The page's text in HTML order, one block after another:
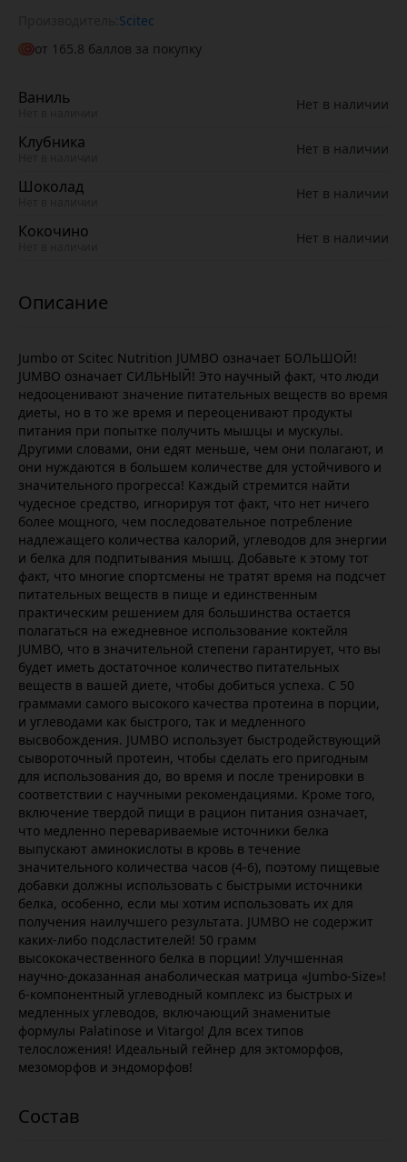
Scitec
от 165.8 баллов за покупку
Ваниль Нет в наличии
Клубника Нет в наличии
Шоколад Нет в наличии
Кокочино Нет в наличии
Jumbo от Scitec Nutrition JUMBO означает БОЛЬШОЙ!
JUMBO означает СИЛЬНЫЙ! Это научный факт, что люди
недооценивают значение питательных веществ во время
диеты, но в то же время и переоценивают продукты
питания при попытке получить мышцы и мускулы.
Другими словами, они едят меньше, чем они полагают, и
они нуждаются в большем количестве для устойчивого и
значительного прогресса! Каждый стремится найти
чудесное средство, игнорируя тот факт, что нет ничего
более мощного, чем последовательное потребление
надлежащего количества калорий, углеводов для энергии
и белка для подпитывания мышц. Добавьте к этому тот
факт, что многие спортсмены не тратят время на подсчет
питательных веществ в пище и единственным
практическим решением для большинства остается
полагаться на ежедневное использование коктейля
JUMBO, что в значительной степени гарантирует, что вы
будет иметь достаточное количество питательных
веществ в вашей диете, чтобы добиться успеха. С 50
граммами самого высокого качества протеина в порции,
и углеводами как быстрого, так и медленного
высвобождения. JUMBO использует быстродействующий
сывороточный протеин, чтобы сделать его пригодным
для использования до, во время и после тренировки в
соответствии с научными рекомендациями. Кроме того,
включение твердой пищи в рацион питания означает,
что медленно перевариваемые источники белка
выпускают аминокислоты в кровь в течение
значительного количества часов (4-6), поэтому пищевые
добавки должны использовать с быстрыми источники
белка, особенно, если мы хотим использовать их для
получения наилучшего результата. JUMBO не содержит
каких-либо подсластителей! 50 грамм
высококачественного белка в порции! Улучшенная
научно-доказанная анаболическая матрица «Jumbo-Size»!
6-компонентный углеводный комплекс из быстрых и
медленных углеводов, включающий знаменитые
формулы Palatinose и Vitargo! Для всех типов
телосложения! Идеальный гейнер для эктоморфов,
мезоморфов и эндоморфов!